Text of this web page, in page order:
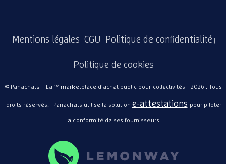
Mentions légales CGU Politique de confidentialité
Politique de cookies
© Panachats – La 1ʳᵉ marketplace d'achat public pour collectivités - 2026 . Tous
droits réservés. | Panachats utilise la solution e-attestations pour piloter
la conformité de ses fournisseurs.